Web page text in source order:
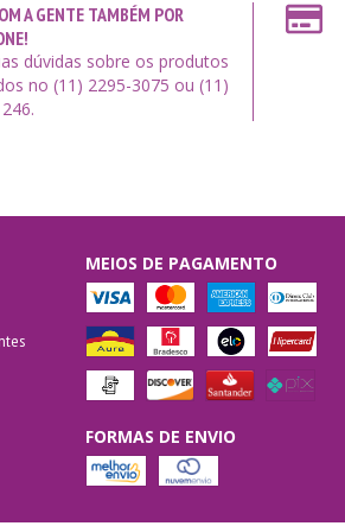
A GENTE TAMBÉM POR
dúvidas sobre os produtos
no (11) 2295-3075 ou (11)
MEIOS DE PAGAMENTO
FORMAS DE ENVIO